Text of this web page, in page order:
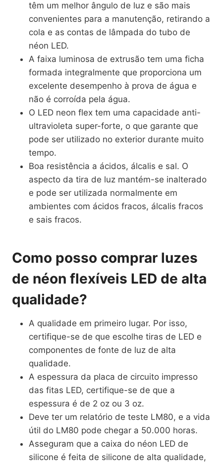
têm um melhor ângulo de luz e são mais
convenientes para a manutenção, retirando a
cola e as contas de lâmpada do tubo de
néon LED.
A faixa luminosa de extrusão tem uma ficha
formada integralmente que proporciona um
excelente desempenho à prova de água e
não é corroída pela água.
O LED neon flex tem uma capacidade anti-
ultravioleta super-forte, o que garante que
pode ser utilizado no exterior durante muito
tempo.
Boa resistência a ácidos, álcalis e sal. O
aspecto da tira de luz mantém-se inalterado
e pode ser utilizada normalmente em
ambientes com ácidos fracos, álcalis fracos
e sais fracos.
Como posso comprar luzes
de néon flexíveis LED de alta
qualidade?
A qualidade em primeiro lugar. Por isso,
certifique-se de que escolhe tiras de LED e
componentes de fonte de luz de alta
qualidade.
A espessura da placa de circuito impresso
das fitas LED, certifique-se de que a
espessura é de 2 oz ou 3 oz.
Deve ter um relatório de teste LM80, e a vida
útil do LM80 pode chegar a 50.000 horas.
Asseguram que a caixa do néon LED de
silicone é feita de silicone de alta qualidade,